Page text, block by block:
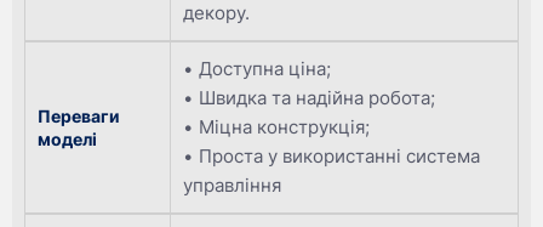
декору.
Переваги
моделі
Доступна ціна;
Швидка та надійна робота;
Міцна конструкція;
Проста у використанні система
управління